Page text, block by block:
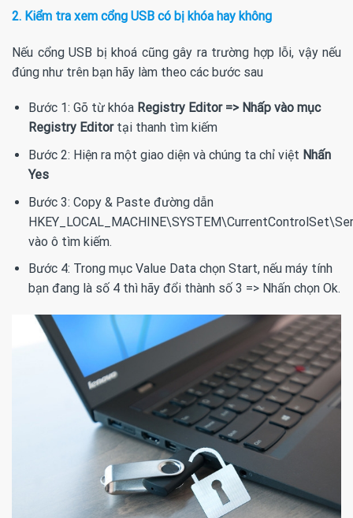
2. Kiểm tra xem cổng USB có bị khóa hay không
Nếu cổng USB bị khoá cũng gây ra trường hợp lỗi, vậy nếu
đúng như trên bạn hãy làm theo các bước sau
Bước 1: Gõ từ khóa Registry Editor => Nhấp vào mục
Registry Editor tại thanh tìm kiếm
Bước 2: Hiện ra một giao diện và chúng ta chỉ việt Nhấn
Yes
Bước 3: Copy & Paste đường dẫn
vào ô tìm kiếm.
Bước 4: Trong mục Value Data chọn Start, nếu máy tính
bạn đang là số 4 thì hãy đổi thành số 3 => Nhấn chọn Ok.